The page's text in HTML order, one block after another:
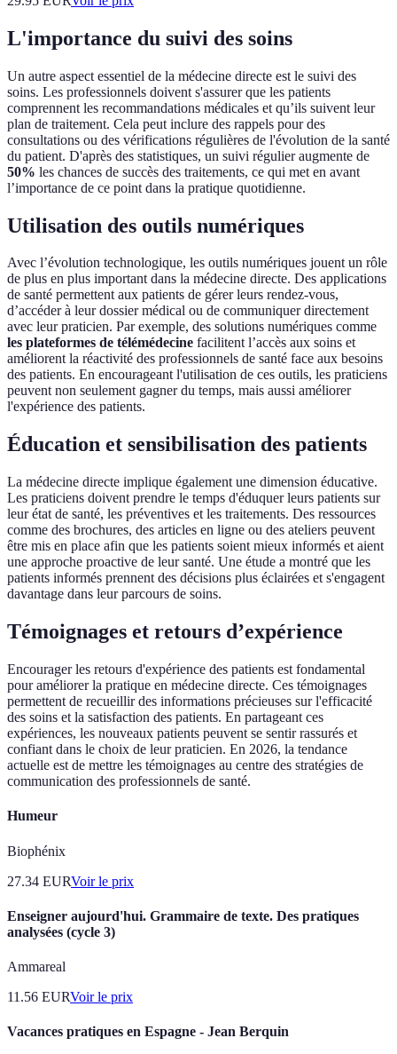
L'importance du suivi des soins
Un autre aspect essentiel de la médecine directe est le suivi des
soins. Les professionnels doivent s'assurer que les patients
comprennent les recommandations médicales et qu’ils suivent leur
plan de traitement. Cela peut inclure des rappels pour des
consultations ou des vérifications régulières de l'évolution de la santé
du patient. D'après des statistiques, un suivi régulier augmente de
50% les chances de succès des traitements, ce qui met en avant
l’importance de ce point dans la pratique quotidienne.
Utilisation des outils numériques
Avec l’évolution technologique, les outils numériques jouent un rôle
de plus en plus important dans la médecine directe. Des applications
de santé permettent aux patients de gérer leurs rendez-vous,
d’accéder à leur dossier médical ou de communiquer directement
avec leur praticien. Par exemple, des solutions numériques comme
les plateformes de télémédecine facilitent l’accès aux soins et
améliorent la réactivité des professionnels de santé face aux besoins
des patients. En encourageant l'utilisation de ces outils, les praticiens
peuvent non seulement gagner du temps, mais aussi améliorer
l'expérience des patients.
Éducation et sensibilisation des patients
La médecine directe implique également une dimension éducative.
Les praticiens doivent prendre le temps d'éduquer leurs patients sur
leur état de santé, les préventives et les traitements. Des ressources
comme des brochures, des articles en ligne ou des ateliers peuvent
être mis en place afin que les patients soient mieux informés et aient
une approche proactive de leur santé. Une étude a montré que les
patients informés prennent des décisions plus éclairées et s'engagent
davantage dans leur parcours de soins.
Témoignages et retours d’expérience
Encourager les retours d'expérience des patients est fondamental
pour améliorer la pratique en médecine directe. Ces témoignages
permettent de recueillir des informations précieuses sur l'efficacité
des soins et la satisfaction des patients. En partageant ces
expériences, les nouveaux patients peuvent se sentir rassurés et
confiant dans le choix de leur praticien. En 2026, la tendance
actuelle est de mettre les témoignages au centre des stratégies de
communication des professionnels de santé.
Humeur
Biophénix
27.34 EURVoir le prix
Enseigner aujourd'hui. Grammaire de texte. Des pratiques
analysées (cycle 3)
Ammareal
11.56 EURVoir le prix
Vacances pratiques en Espagne - Jean Berquin